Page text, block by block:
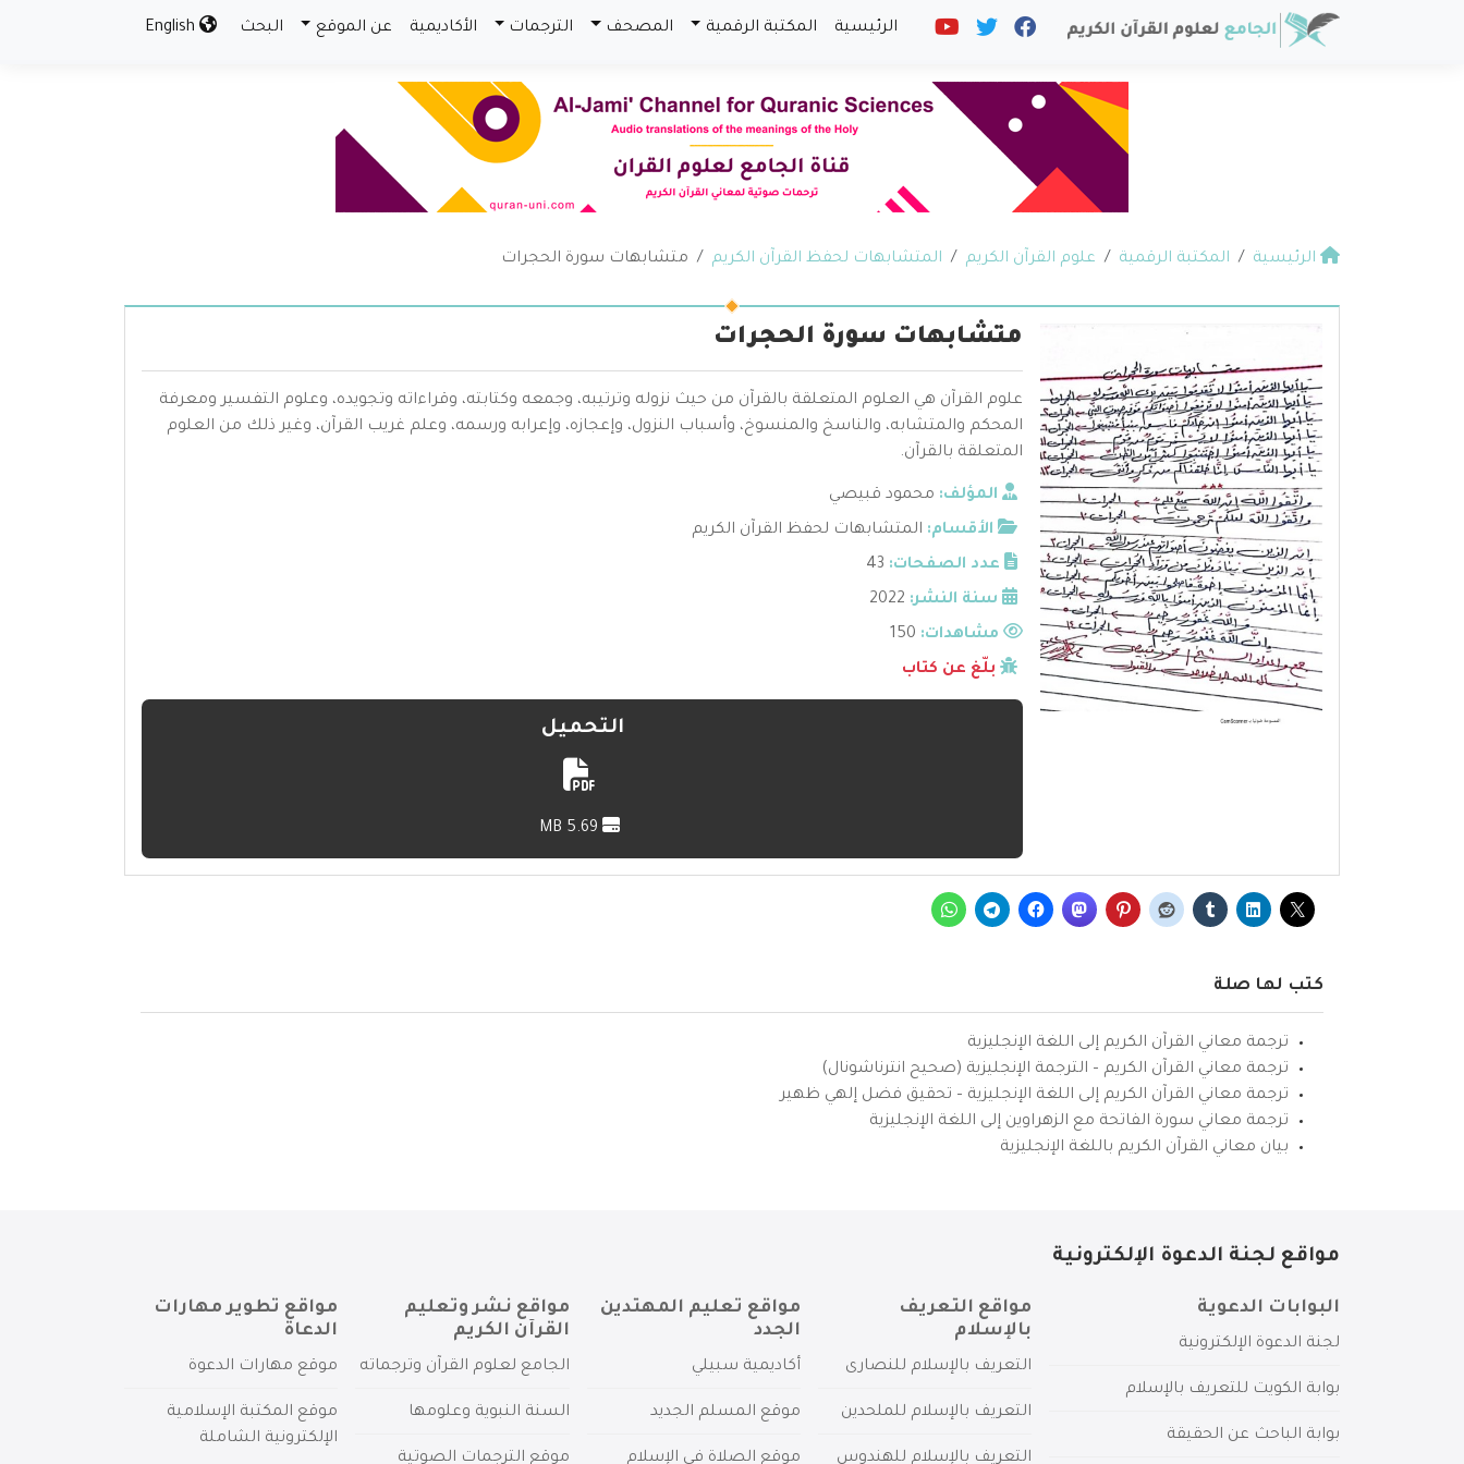
الرئيسية المكتبة الرقمية المصحف الترجمات الأكاديمية عن الموقع البحث
الرئيسية المكتبة الرقمية علوم القرآن الكريم المتشابهات لحفظ القرآن الكريم متشابهات سورة الحجرات
متشابهات سورة الحجرات
علوم القرآن هي العلوم المتعلقة بالقرآن من حيث نزوله وترتيبه، وجمعه وكتابته، وقراءاته وتجويده، وعلوم التفسير ومعرفة
المحكم والمتشابه، والناسخ والمنسوخ، وأسباب النزول، وإعجازه، وإعرابه ورسمه، وعلم غريب القرآن، وغير ذلك من العلوم
المتعلقة بالقرآن.
المؤلف: محمود قبيصي
الأقسام: المتشابهات لحفظ القرآن الكريم
عدد الصفحات: 43
سنة النشر: 2022
مشاهدات:
بلّغ عن كتاب
التحميل
كتب لها صلة
ترجمة معاني القرآن الكريم إلى اللغة الإنجليزية
ترجمة معاني القرآن الكريم – الترجمة الإنجليزية (صحيح انترناشونال)
ترجمة معاني القرآن الكريم إلى اللغة الإنجليزية – تحقيق فضل إلهي ظهير
ترجمة معاني سورة الفاتحة مع الزهراوين إلى اللغة الإنجليزية
بيان معاني القرآن الكريم باللغة الإنجليزية
مواقع لجنة الدعوة الإلكترونية
البوابات الدعوية
لجنة الدعوة الإلكترونية
بوابة الكويت للتعريف بالإسلام
بوابة الباحث عن الحقيقة
مواقع التعريف
بالإسلام
التعريف بالإسلام للنصارى
التعريف بالإسلام للملحدين
التعريف بالإسلام للهندوس
مواقع تعليم المهتدين
الجدد
أكاديمية سبيلي
موقع المسلم الجديد
موقع الصلاة في الإسلام
مواقع نشر وتعليم
القرآن الكريم
الجامع لعلوم القرآن وترجماته
السنة النبوية وعلومها
موقع الترجمات الصوتية
مواقع تطوير مهارات
الدعاة
موقع مهارات الدعوة
موقع المكتبة الإسلامية
الإلكترونية الشاملة